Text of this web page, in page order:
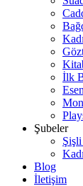
İlk
Şubeler
Blog
İletişim